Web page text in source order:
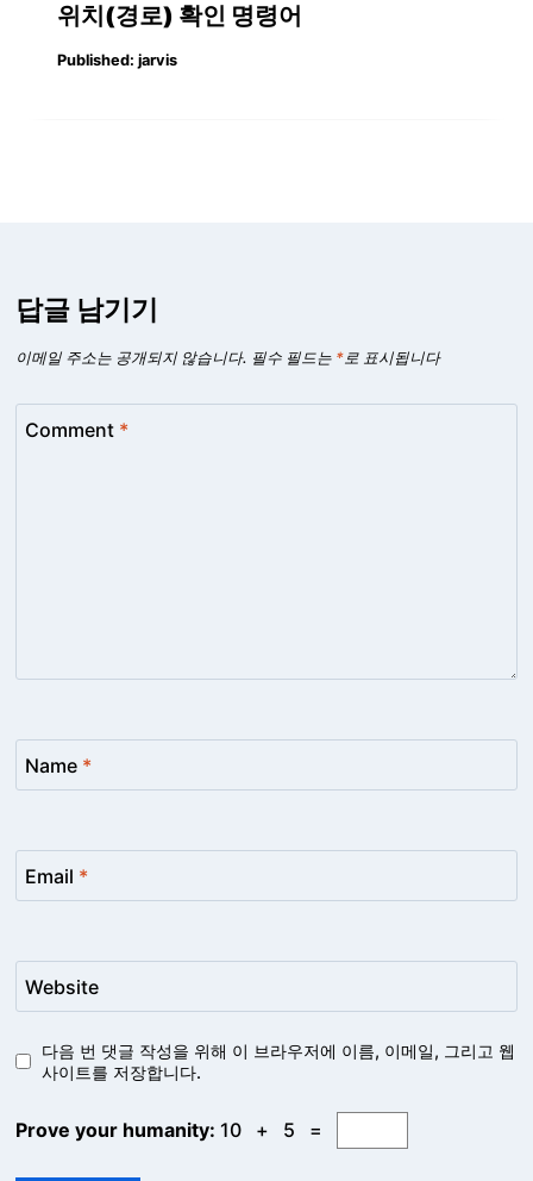
위치(경로) 확인 명령어
Published: jarvis
답글 남기기
이메일 주소는 공개되지 않습니다. 필수 필드는 *로 표시됩니다
Comment *
Name *
Email *
Website
다음 번 댓글 작성을 위해 이 브라우저에 이름, 이메일, 그리고 웹
사이트를 저장합니다.
Prove your humanity: 10 + 5 =